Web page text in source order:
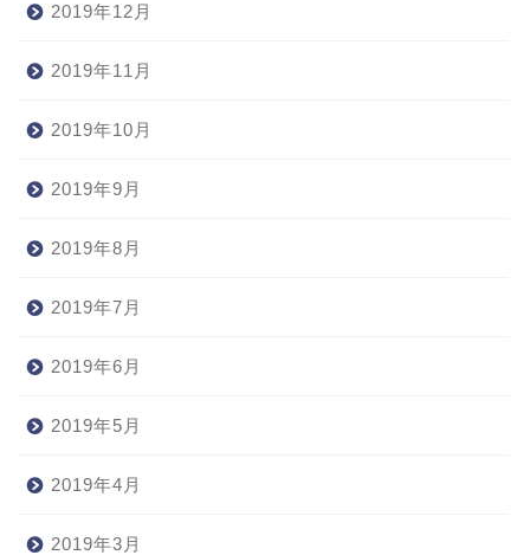
2019年12月
2019年11月
2019年10月
2019年9月
2019年8月
2019年7月
2019年6月
2019年5月
2019年4月
2019年3月